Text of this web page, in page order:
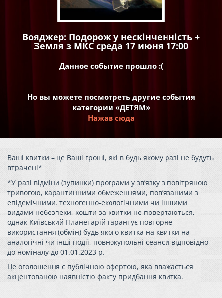
Вояджер: Подорож у нескінченність +
Земля з МКС среда 17 июня 17:00
Данное событие прошло :(
Но вы можете посмотреть другие события
категории «ДЕТЯМ»
Нажав сюда
Ваші квитки – це Ваші гроші, які в будь якому разі не будуть
втрачені*
*У разі відміни (зупинки) програми у зв’язку з повітряною
тривогою, карантинними обмеженнями, пов’язаними з
епідемічними, техногенно-екологічними чи іншими
видами небезпеки, кошти за квитки не повертаються,
однак Київський Планетарій гарантує повторне
використання (обмін) будь якого квитка на квитки на
аналогічні чи інші події, повнокупольні сеанси відповідно
до номіналу до 01.01.2023 р.
Це оголошення є публічною офертою, яка вважається
акцентованою наявністю факту придбання квитка.